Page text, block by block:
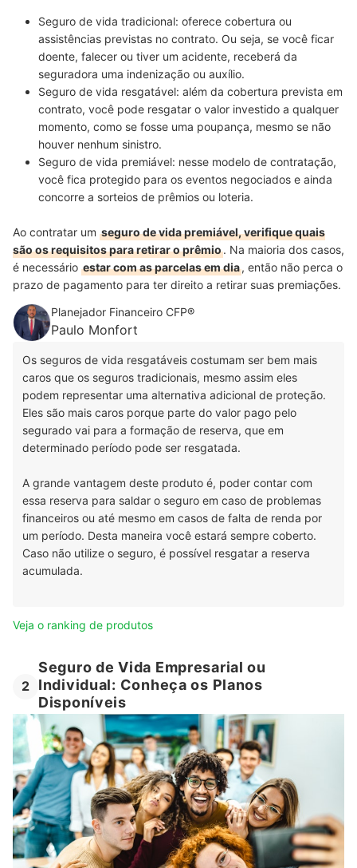
Seguro de vida tradicional: oferece cobertura ou
assistências previstas no contrato. Ou seja, se você ficar
doente, falecer ou tiver um acidente, receberá da
seguradora uma indenização ou auxílio.
Seguro de vida resgatável: além da cobertura prevista em
contrato, você pode resgatar o valor investido a qualquer
momento, como se fosse uma poupança, mesmo se não
houver nenhum sinistro.
Seguro de vida premiável: nesse modelo de contratação,
você fica protegido para os eventos negociados e ainda
concorre a sorteios de prêmios ou loteria.
Ao contratar um seguro de vida premiável, verifique quais
são os requisitos para retirar o prêmio. Na maioria dos casos,
é necessário estar com as parcelas em dia, então não perca o
prazo de pagamento para ter direito a retirar suas premiações.
Planejador Financeiro CFP®
Paulo Monfort
Os seguros de vida resgatáveis costumam ser bem mais
caros que os seguros tradicionais, mesmo assim eles
podem representar uma alternativa adicional de proteção.
Eles são mais caros porque parte do valor pago pelo
segurado vai para a formação de reserva, que em
determinado período pode ser resgatada.
A grande vantagem deste produto é, poder contar com
essa reserva para saldar o seguro em caso de problemas
financeiros ou até mesmo em casos de falta de renda por
um período. Desta maneira você estará sempre coberto.
Caso não utilize o seguro, é possível resgatar a reserva
acumulada.
Veja o ranking de produtos
2
Seguro de Vida Empresarial ou
Individual: Conheça os Planos
Disponíveis